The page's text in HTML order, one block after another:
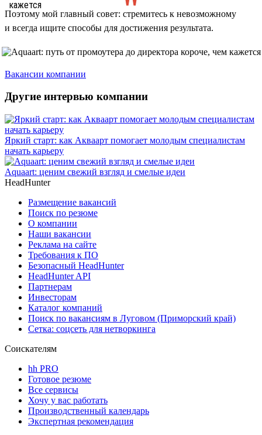
Поэтому мой главный совет: стремитесь к невозможному
и всегда ищите способы для достижения результата.
Вакансии компании
Другие интервью компании
Яркий старт: как Акваарт помогает молодым специалистам
начать карьеру
Aquaart: ценим свежий взгляд и смелые идеи
HeadHunter
Размещение вакансий
Поиск по резюме
О компании
Наши вакансии
Реклама на сайте
Требования к ПО
Безопасный HeadHunter
HeadHunter API
Партнерам
Инвесторам
Каталог компаний
Поиск по вакансиям в Луговом (Приморский край)
Сетка: соцсеть для нетворкинга
Соискателям
hh PRO
Готовое резюме
Все сервисы
Хочу у вас работать
Производственный календарь
Экспертная рекомендация